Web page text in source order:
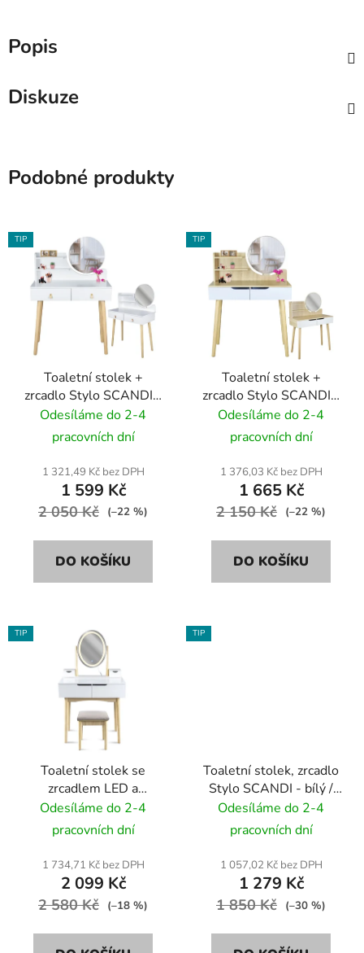
Popis
Diskuze
Podobné produkty
TIP
Toaletní stolek +
zrcadlo Stylo SCANDI -
bílý / světlý buk
Odesíláme do 2-4
pracovních dní
1 321,49 Kč bez DPH
1 599 Kč
2 050 Kč (–22 %)
DO KOŠÍKU
TIP
Toaletní stolek +
zrcadlo Stylo SCANDI -
světlý buk / bílý
Odesíláme do 2-4
pracovních dní
1 376,03 Kč bez DPH
1 665 Kč
2 150 Kč (–22 %)
DO KOŠÍKU
TIP
Toaletní stolek se
zrcadlem LED a
béžovým taburetem
Stylo SCANDI - bílý /
Odesíláme do 2-4
pracovních dní
1 734,71 Kč bez DPH
2 099 Kč
2 580 Kč (–18 %)
TIP
Toaletní stolek, zrcadlo
Stylo SCANDI - bílý /
světlý buk
Odesíláme do 2-4
pracovních dní
1 057,02 Kč bez DPH
1 279 Kč
1 850 Kč (–30 %)